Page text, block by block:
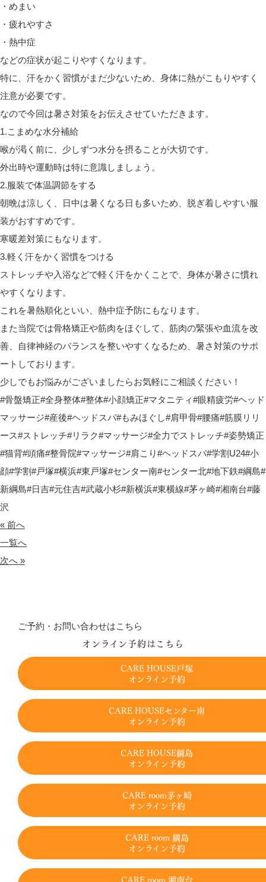
・めまい
・疲れやすさ
・熱中症
などの症状が起こりやすくなります。
特に、汗をかく習慣がまだ少ないため、身体に熱がこもりやすく
注意が必要です。
なので今回は暑さ対策をお伝えさせていただきます。
1.こまめな水分補給
喉が渇く前に、少しずつ水分を摂ることが大切です。
外出時や運動時は特に意識しましょう。
2.服装で体温調節をする
朝晩は涼しく、日中は暑くなる日も多いため、脱ぎ着しやすい服
装がおすすめです。
寒暖差対策にもなります。
3.軽く汗をかく習慣をつける
ストレッチや入浴などで軽く汗をかくことで、身体が暑さに慣れ
やすくなります。
これを暑熱順化といい、熱中症予防にもなります。
また当院では骨格矯正や筋肉をほぐして、筋肉の緊張や血流を改
善、自律神経のバランスを整いやすくなるため、暑さ対策のサポ
ートしております。
少しでもお悩みがございましたらお気軽にご相談ください！
#骨盤矯正#全身整体#整体#小顔矯正#マタニティ#眼精疲労#ヘッド
マッサージ#産後#ヘッドスパ#もみほぐし#肩甲骨#腰痛#筋膜リリ
ース#ストレッチ#リラク#マッサージ#全力でストレッチ#姿勢矯正
#猫背#頭痛#整骨院#マッサージ#肩こり#ヘッドスパ#学割 U24#小
顔#学割#戸塚#横浜#東戸塚#センター南#センター北#地下鉄#綱島#
新綱島#日吉#元住吉#武蔵小杉#新横浜#東横線#茅ヶ崎#湘南台#藤
沢
« 前へ
一覧へ
次へ »
ご予約・お問い合わせはこちら
オンライン予約はこちら
CARE HOUSE戸塚
オンライン予約
CARE HOUSEセンター南
オンライン予約
CARE HOUSE綱島
オンライン予約
CARE room茅ヶ崎
オンライン予約
CARE room 綱島
オンライン予約